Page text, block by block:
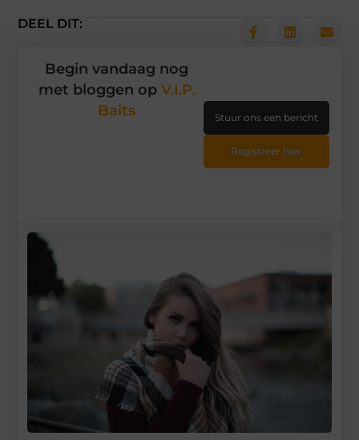
DEEL DIT:
Begin vandaag nog
met bloggen op V.I.P.
Baits
Stuur ons een bericht
Registreer hier